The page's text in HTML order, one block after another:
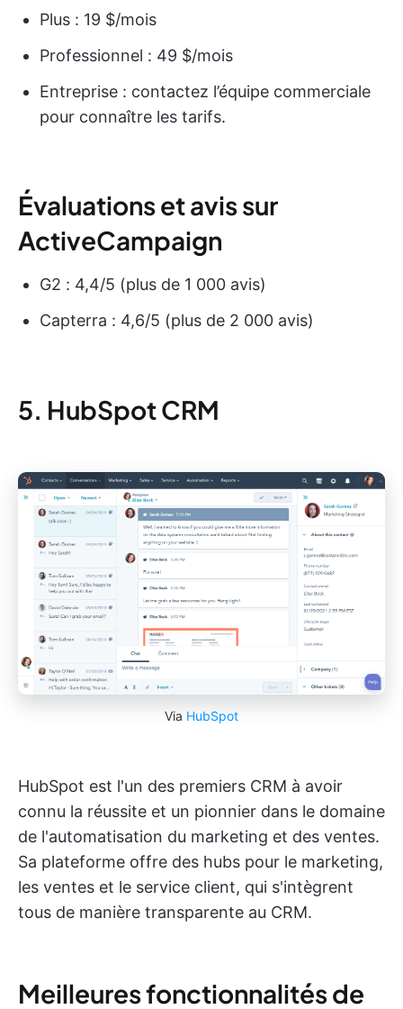
Plus : 19 $/mois
Professionnel : 49 $/mois
Entreprise : contactez l’équipe commerciale
pour connaître les tarifs.
Évaluations et avis sur
ActiveCampaign
G2 : 4,4/5 (plus de 1 000 avis)
Capterra : 4,6/5 (plus de 2 000 avis)
5. HubSpot CRM
Via HubSpot
HubSpot est l'un des premiers CRM à avoir
connu la réussite et un pionnier dans le domaine
de l'automatisation du marketing et des ventes.
Sa plateforme offre des hubs pour le marketing,
les ventes et le service client, qui s'intègrent
tous de manière transparente au CRM.
Meilleures fonctionnalités de